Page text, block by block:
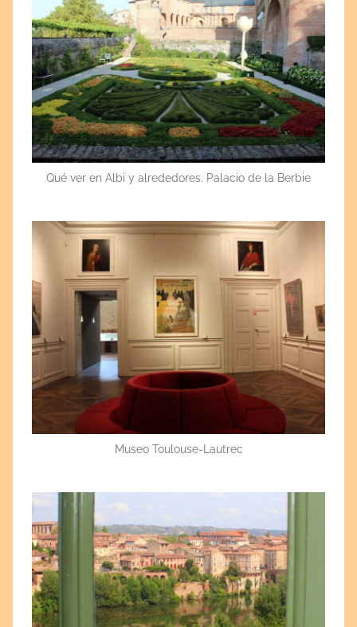
Qué ver en Albi y alrededores. Palacio de la Berbie
Museo Toulouse-Lautrec